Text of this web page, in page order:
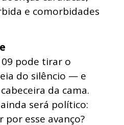
e comorbidades
pode tirar o
do silêncio — e
da cama.
será político:
esse avanço?